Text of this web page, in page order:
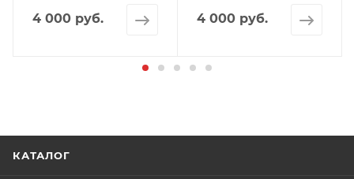
4 000 руб. 4 000 руб.
КАТАЛОГ